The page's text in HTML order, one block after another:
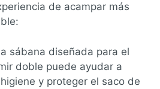
de acampar más
sábana diseñada para el
doble puede ayudar a
y proteger el saco de